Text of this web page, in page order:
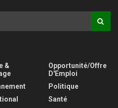
&
Opportunité/Offre
D'Emploi
Politique
Santé